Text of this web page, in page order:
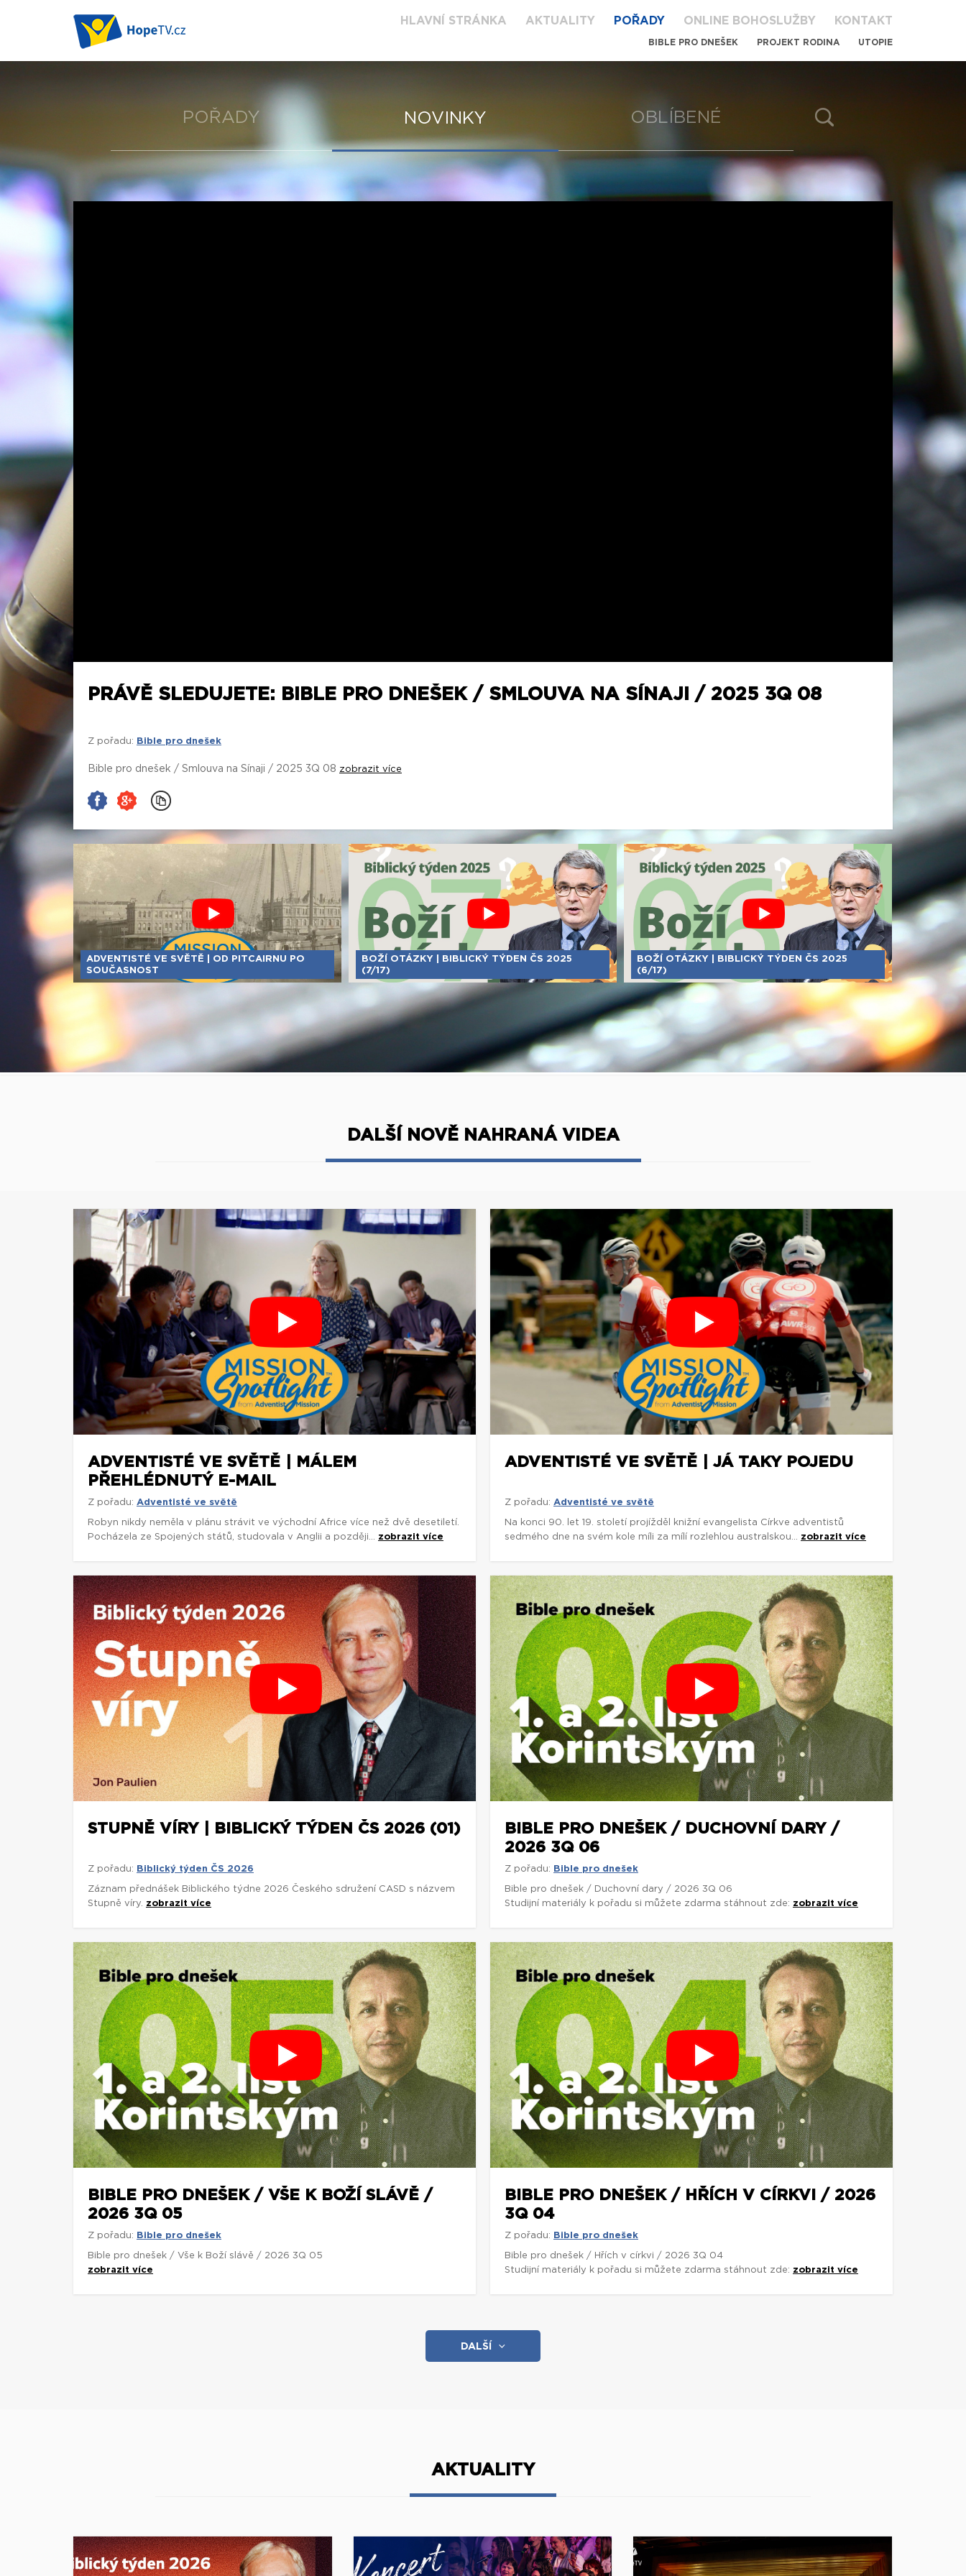
HLAVNÍ STRÁNKA AKTUALITY POŘADY ONLINE BOHOSLUŽBY KONTAKT
BIBLE PRO DNEŠEK PROJEKT RODINA UTOPIE
POŘADY NOVINKY OBLÍBENÉ
PRÁVĚ SLEDUJETE: BIBLE PRO DNEŠEK / SMLOUVA NA SÍNAJI / 2025 3Q 08
Z pořadu: Bible pro dnešek
Bible pro dnešek / Smlouva na Sínaji / 2025 3Q 08 zobrazit více
ADVENTISTÉ VE SVĚTĚ | OD PITCAIRNU PO
SOUČASNOST
BOŽÍ OTÁZKY | BIBLICKÝ TÝDEN ČS 2025
(7/17)
BOŽÍ OTÁZKY | BIBLICKÝ TÝDEN ČS 2025
(6/17)
DALŠÍ NOVĚ NAHRANÁ VIDEA
ADVENTISTÉ VE SVĚTĚ | MÁLEM
PŘEHLÉDNUTÝ E-MAIL
Z pořadu: Adventisté ve světě
Robyn nikdy neměla v plánu strávit ve východní Africe více než dvě desetiletí.
Pocházela ze Spojených států, studovala v Anglii a později... zobrazit více
ADVENTISTÉ VE SVĚTĚ | JÁ TAKY POJEDU
Z pořadu: Adventisté ve světě
Na konci 90. let 19. století projížděl knižní evangelista Církve adventistů
sedmého dne na svém kole míli za mílí rozlehlou australskou... zobrazit více
STUPNĚ VÍRY | BIBLICKÝ TÝDEN ČS 2026 (01)
Z pořadu: Biblický týden ČS 2026
Záznam přednášek Biblického týdne 2026 Českého sdružení CASD s názvem
Stupně víry. zobrazit více
BIBLE PRO DNEŠEK / DUCHOVNÍ DARY /
2026 3Q 06
Z pořadu: Bible pro dnešek
Bible pro dnešek / Duchovní dary / 2026 3Q 06
Studijní materiály k pořadu si můžete zdarma stáhnout zde: zobrazit více
BIBLE PRO DNEŠEK / VŠE K BOŽÍ SLÁVĚ /
2026 3Q 05
Z pořadu: Bible pro dnešek
Bible pro dnešek / Vše k Boží slávě / 2026 3Q 05
zobrazit více
BIBLE PRO DNEŠEK / HŘÍCH V CÍRKVI / 2026
3Q 04
Z pořadu: Bible pro dnešek
Bible pro dnešek / Hřích v církvi / 2026 3Q 04
Studijní materiály k pořadu si můžete zdarma stáhnout zde: zobrazit více
DALŠÍ
AKTUALITY